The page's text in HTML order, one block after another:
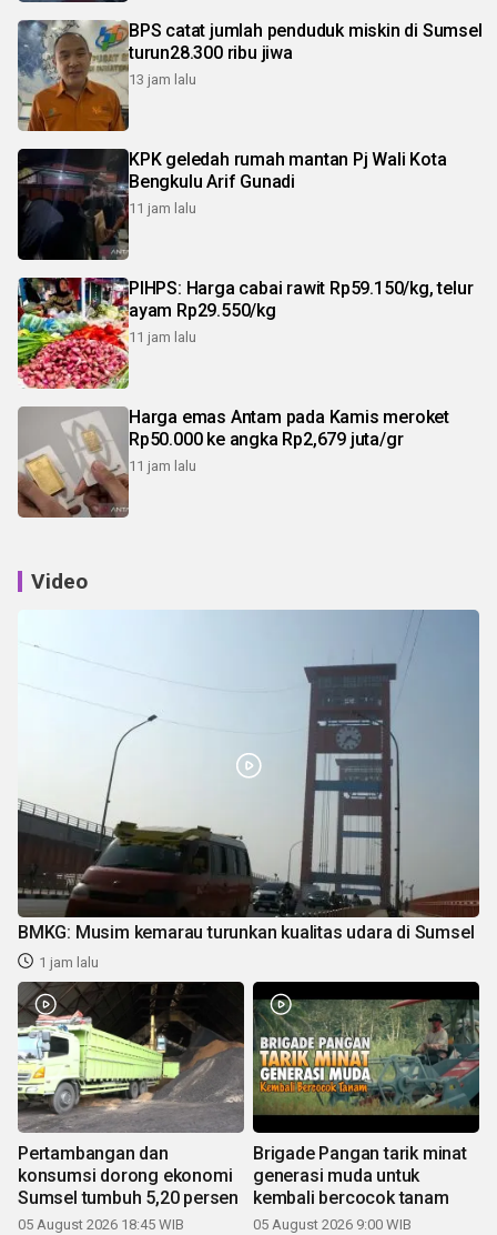
BPS catat jumlah penduduk miskin di Sumsel
turun28.300 ribu jiwa
13 jam lalu
KPK geledah rumah mantan Pj Wali Kota
Bengkulu Arif Gunadi
11 jam lalu
PIHPS: Harga cabai rawit Rp59.150/kg, telur
ayam Rp29.550/kg
11 jam lalu
Harga emas Antam pada Kamis meroket
Rp50.000 ke angka Rp2,679 juta/gr
11 jam lalu
Video
BMKG: Musim kemarau turunkan kualitas udara di Sumsel
1 jam lalu
Pertambangan dan
konsumsi dorong ekonomi
Sumsel tumbuh 5,20 persen
05 August 2026 18:45 WIB
Brigade Pangan tarik minat
generasi muda untuk
kembali bercocok tanam
05 August 2026 9:00 WIB